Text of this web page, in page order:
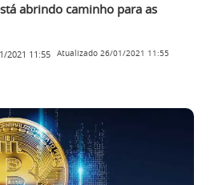
abrindo caminho para as
2021 11:55 Atualizado 26/01/2021 11:55